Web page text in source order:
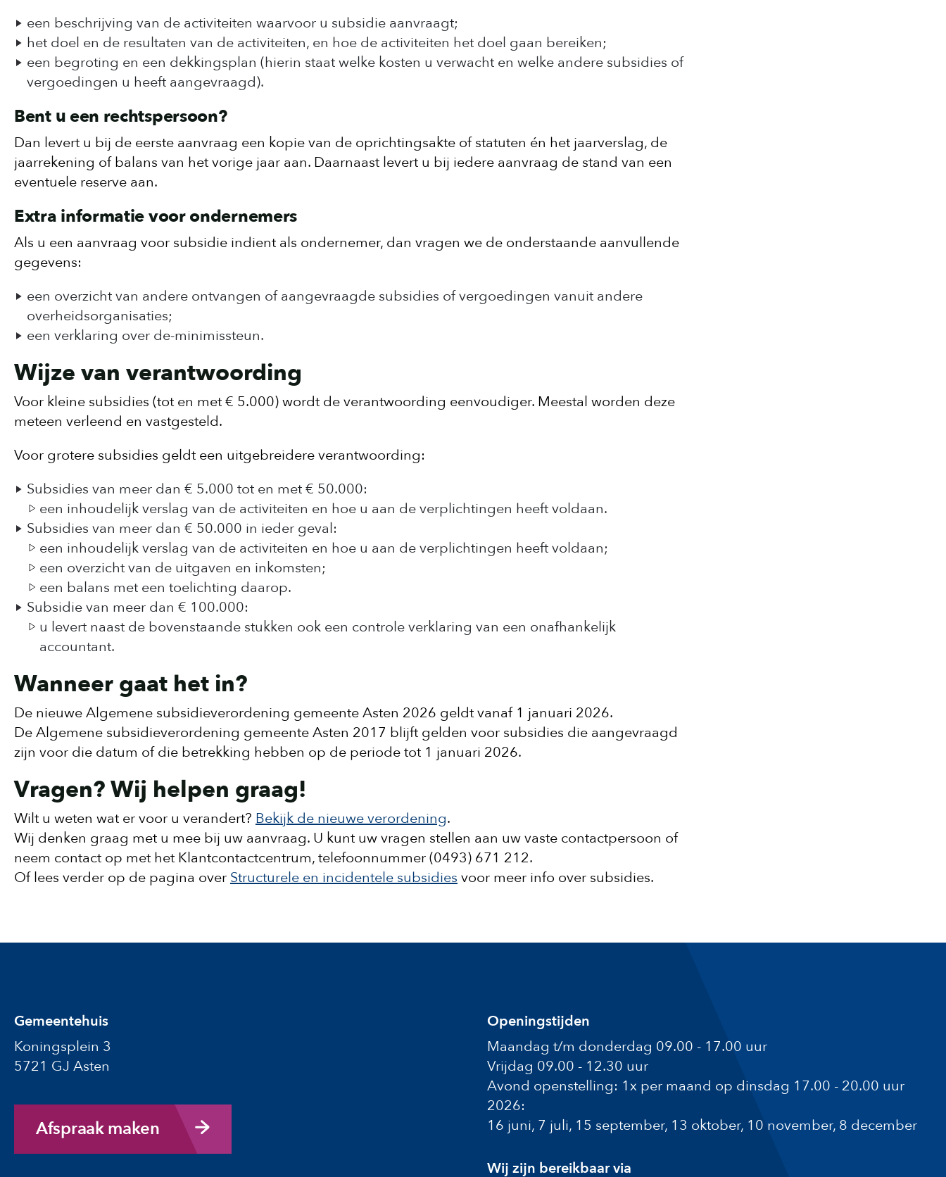
een beschrijving van de activiteiten waarvoor u subsidie aanvraagt;
het doel en de resultaten van de activiteiten, en hoe de activiteiten het doel gaan bereiken;
een begroting en een dekkingsplan (hierin staat welke kosten u verwacht en welke andere subsidies of
vergoedingen u heeft aangevraagd).
Bent u een rechtspersoon?
Dan levert u bij de eerste aanvraag een kopie van de oprichtingsakte of statuten én het jaarverslag, de
jaarrekening of balans van het vorige jaar aan. Daarnaast levert u bij iedere aanvraag de stand van een
eventuele reserve aan.
Extra informatie voor ondernemers
Als u een aanvraag voor subsidie indient als ondernemer, dan vragen we de onderstaande aanvullende
gegevens:
een overzicht van andere ontvangen of aangevraagde subsidies of vergoedingen vanuit andere
overheidsorganisaties;
een verklaring over de-minimissteun.
Wijze van verantwoording
Voor kleine subsidies (tot en met € 5.000) wordt de verantwoording eenvoudiger. Meestal worden deze
meteen verleend en vastgesteld.
Voor grotere subsidies geldt een uitgebreidere verantwoording:
Subsidies van meer dan € 5.000 tot en met € 50.000:
een inhoudelijk verslag van de activiteiten en hoe u aan de verplichtingen heeft voldaan.
Subsidies van meer dan € 50.000 in ieder geval:
een inhoudelijk verslag van de activiteiten en hoe u aan de verplichtingen heeft voldaan;
een overzicht van de uitgaven en inkomsten;
een balans met een toelichting daarop.
Subsidie van meer dan € 100.000:
u levert naast de bovenstaande stukken ook een controle verklaring van een onafhankelijk
accountant.
Wanneer gaat het in?
De nieuwe Algemene subsidieverordening gemeente Asten 2026 geldt vanaf 1 januari 2026.
De Algemene subsidieverordening gemeente Asten 2017 blijft gelden voor subsidies die aangevraagd
zijn voor die datum of die betrekking hebben op de periode tot 1 januari 2026.
Vragen? Wij helpen graag!
Wilt u weten wat er voor u verandert? Bekijk de nieuwe verordening.
Wij denken graag met u mee bij uw aanvraag. U kunt uw vragen stellen aan uw vaste contactpersoon of
neem contact op met het Klantcontactcentrum, telefoonnummer (0493) 671 212.
Of lees verder op de pagina over Structurele en incidentele subsidies voor meer info over subsidies.
Gemeentehuis
Koningsplein 3
5721 GJ Asten
Afspraak maken
Openingstijden
Maandag t/m donderdag 09.00 - 17.00 uur
Vrijdag 09.00 - 12.30 uur
Avond openstelling: 1x per maand op dinsdag 17.00 - 20.00 uur
2026:
16 juni, 7 juli, 15 september, 13 oktober, 10 november, 8 december
Wij zijn bereikbaar via